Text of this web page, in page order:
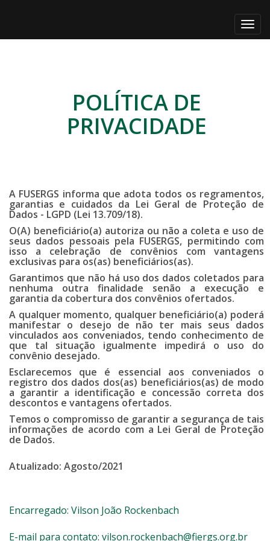
POLÍTICA DE
PRIVACIDADE
A FUSERGS informa que adota todos os regramentos,
garantias e cuidados da Lei Geral de Proteção de
Dados - LGPD (Lei 13.709/18).
O(A) beneficiário(a) autoriza ou não a coleta e uso de
seus dados pessoais pela FUSERGS, permitindo com
isso a celebração de convênios com vantagens
exclusivas para os(as) beneficiários(as).
Garantimos que não há uso dos dados coletados para
nenhuma outra finalidade senão a execução e
garantia da cobertura dos convênios ofertados.
A qualquer momento, qualquer beneficiário(a) poderá
manifestar o desejo de não ter mais seus dados
vinculados aos conveniados, tendo conhecimento de
que tal situação igualmente impedirá o uso do
convênio desejado.
Esclarecemos que é essencial aos conveniados o
registro dos dados dos(as) beneficiários(as) de modo
a garantir a identificação e concessão correta dos
descontos e vantagens ofertados.
Temos o compromisso de garantir a segurança de tais
informações de acordo com a Lei Geral de Proteção
de Dados.
Atualizado: Agosto/2021
Encarregado: Vilson João Rockenbach
E-mail para contato: vilson.rockenbach@fiergs.org.br